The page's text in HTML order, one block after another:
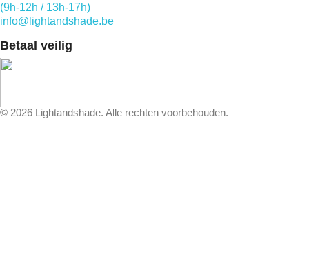
(9h-12h / 13h-17h)
info@lightandshade.be
Betaal veilig
© 2026 Lightandshade. Alle rechten voorbehouden.